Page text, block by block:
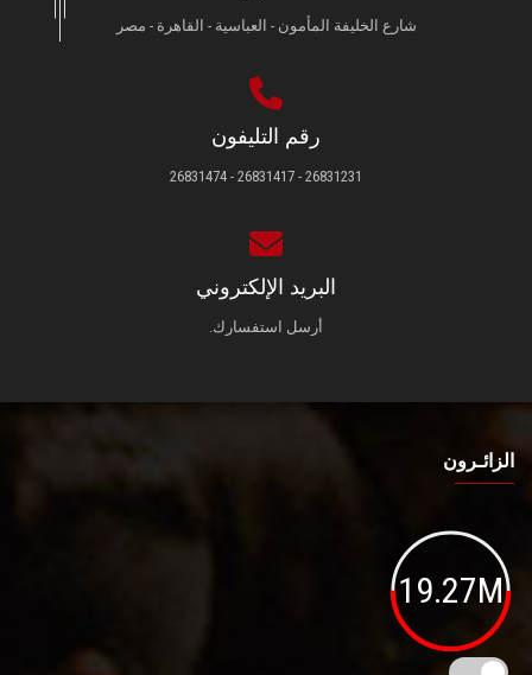
شارع الخليفة المأمون - العباسية - القاهرة - مصر
رقم التليفون
26831231 - 26831417 - 26831474
البريد الإلكتروني
أرسل استفسارك.
الزائـرون
19.27M